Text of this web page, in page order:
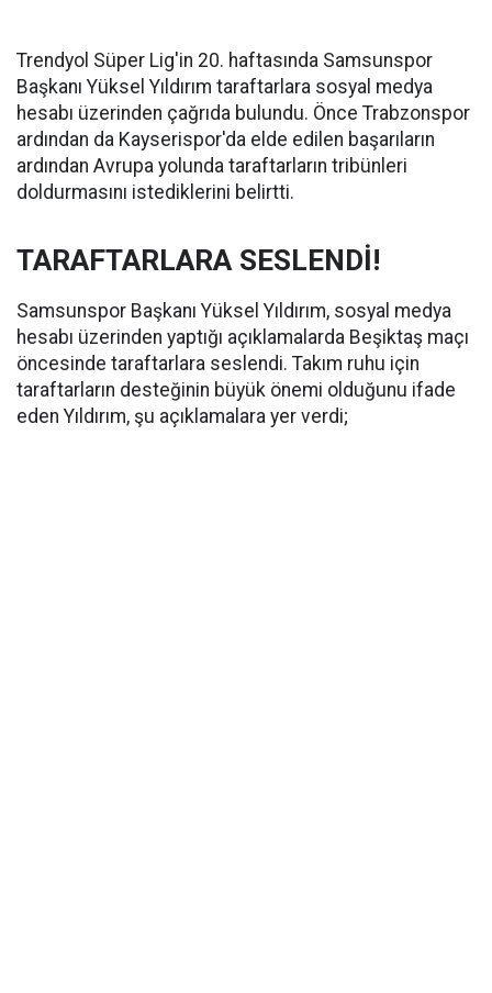
Trendyol Süper Lig'in 20. haftasında Samsunspor
Başkanı Yüksel Yıldırım taraftarlara sosyal medya
hesabı üzerinden çağrıda bulundu. Önce Trabzonspor
ardından da Kayserispor'da elde edilen başarıların
ardından Avrupa yolunda taraftarların tribünleri
doldurmasını istediklerini belirtti.
TARAFTARLARA SESLENDİ!
Samsunspor Başkanı Yüksel Yıldırım, sosyal medya
hesabı üzerinden yaptığı açıklamalarda Beşiktaş maçı
öncesinde taraftarlara seslendi. Takım ruhu için
taraftarların desteğinin büyük önemi olduğunu ifade
eden Yıldırım, şu açıklamalara yer verdi;